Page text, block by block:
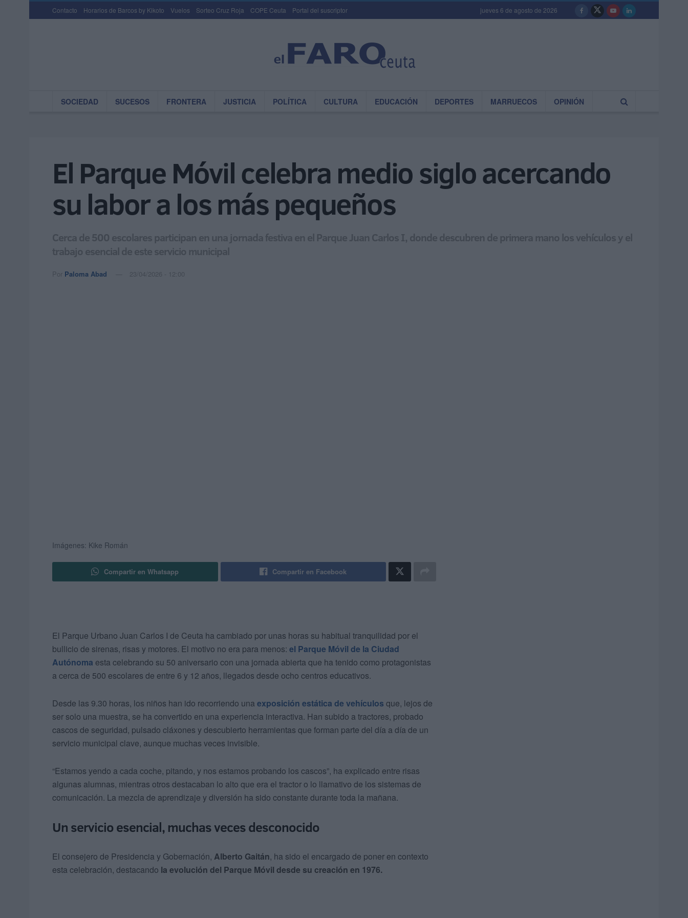
Contacto Horarios de Barcos by Kikoto Vuelos Sorteo Cruz Roja COPE Ceuta Portal del suscriptor jueves 6 de agosto de 2026
SOCIEDAD SUCESOS FRONTERA JUSTICIA POLÍTICA CULTURA EDUCACIÓN DEPORTES MARRUECOS OPINIÓN
El Parque Móvil celebra medio siglo acercando
su labor a los más pequeños
Cerca de 500 escolares participan en una jornada festiva en el Parque Juan Carlos I, donde descubren de primera mano los vehículos y el
trabajo esencial de este servicio municipal
Por Paloma Abad 23/04/2026 - 12:00
Imágenes: Kike Román
Compartir en Whatsapp Compartir en Facebook
El Parque Urbano Juan Carlos I de Ceuta ha cambiado por unas horas su habitual tranquilidad por el
bullicio de sirenas, risas y motores. El motivo no era para menos: el Parque Móvil de la Ciudad
Autónoma esta celebrando su 50 aniversario con una jornada abierta que ha tenido como protagonistas
a cerca de 500 escolares de entre 6 y 12 años, llegados desde ocho centros educativos.
Desde las 9.30 horas, los niños han ido recorriendo una exposición estática de vehículos que, lejos de
ser solo una muestra, se ha convertido en una experiencia interactiva. Han subido a tractores, probado
cascos de seguridad, pulsado cláxones y descubierto herramientas que forman parte del día a día de un
servicio municipal clave, aunque muchas veces invisible.
“Estamos yendo a cada coche, pitando, y nos estamos probando los cascos”, ha explicado entre risas
algunas alumnas, mientras otros destacaban lo alto que era el tractor o lo llamativo de los sistemas de
comunicación. La mezcla de aprendizaje y diversión ha sido constante durante toda la mañana.
Un servicio esencial, muchas veces desconocido
El consejero de Presidencia y Gobernación, Alberto Gaitán, ha sido el encargado de poner en contexto
esta celebración, destacando la evolución del Parque Móvil desde su creación en 1976.